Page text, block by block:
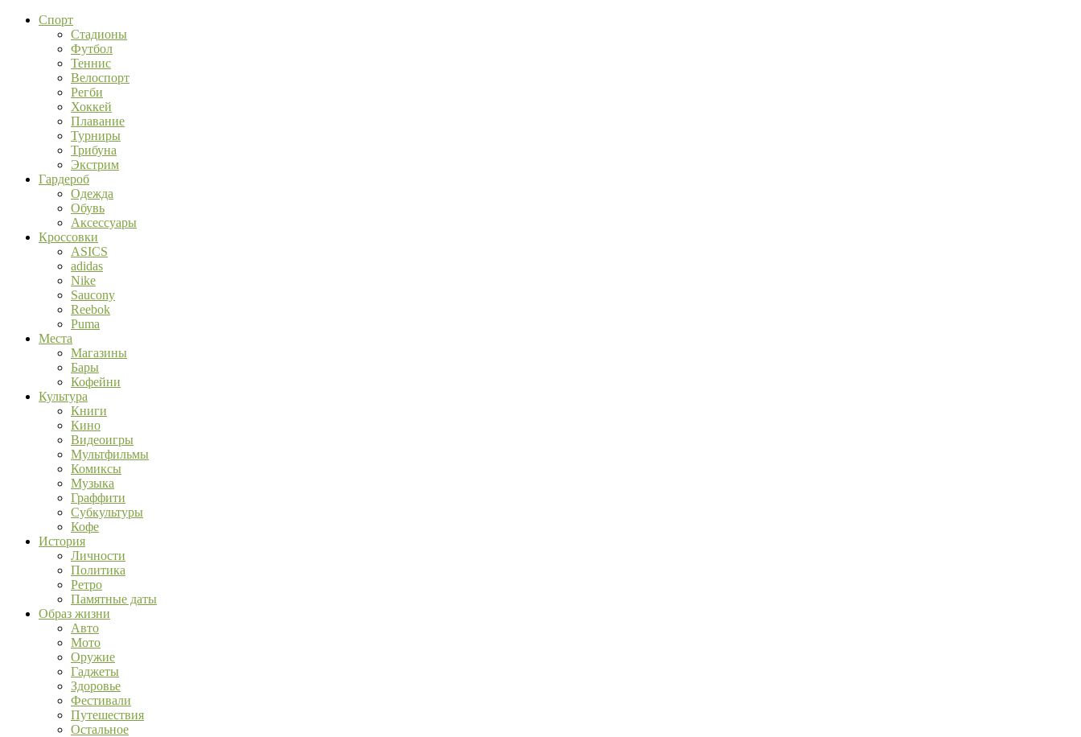
Спорт
Стадионы
Футбол
Теннис
Велоспорт
Регби
Хоккей
Плавание
Турниры
Трибуна
Экстрим
Гардероб
Одежда
Обувь
Аксессуары
Кроссовки
ASICS
adidas
Nike
Saucony
Reebok
Puma
Места
Магазины
Бары
Кофейни
Культура
Книги
Кино
Видеоигры
Мультфильмы
Комиксы
Музыка
Граффити
Субкультуры
Кофе
История
Личности
Политика
Ретро
Памятные даты
Образ жизни
Авто
Мото
Оружие
Гаджеты
Здоровье
Фестивали
Путешествия
Остальное